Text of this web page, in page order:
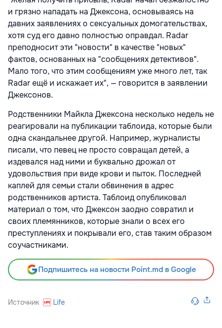
и грязно нападать на Джексона, основываясь на
давних заявлениях о сексуальных домогательствах,
хотя суд его давно полностью оправдал. Radar
преподносит эти "новости" в качестве "новых"
фактов, основанных на "сообщениях детективов".
Мало того, что этим сообщениям уже много лет, так
Radar ещё и искажает их", — говорится в заявлении
Джексонов.
Родственники Майкла Джексона несколько недель не
реагировали на публикации таблоида, которые были
одна скандальнее другой. Например, журналисты
писали, что певец не просто совращал детей, а
издевался над ними и буквально дрожал от
удовольствия при виде крови и пыток. Последней
каплей для семьи стали обвинения в адрес
родственников артиста. Таблоид опубликовал
материал о том, что Джексон заодно совратил и
своих племянников, которые знали о всех его
преступлениях и покрывали его, став таким образом
соучастниками.
Подпишитесь на новости Point.md в Google
Источник Life